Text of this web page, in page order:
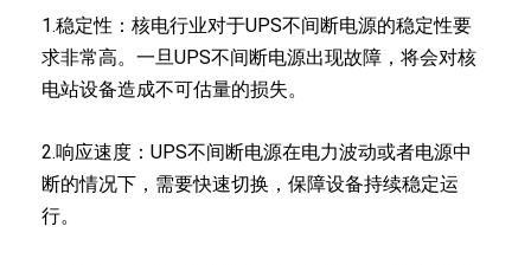
1.稳定性：核电行业对于UPS不间断电源的稳定性要
求非常高。一旦UPS不间断电源出现故障，将会对核
电站设备造成不可估量的损失。
2.响应速度：UPS不间断电源在电力波动或者电源中
断的情况下，需要快速切换，保障设备持续稳定运
行。